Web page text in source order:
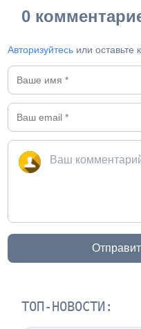
0
Авторизуйтесь или оставьте
ТОП-НОВОСТИ: